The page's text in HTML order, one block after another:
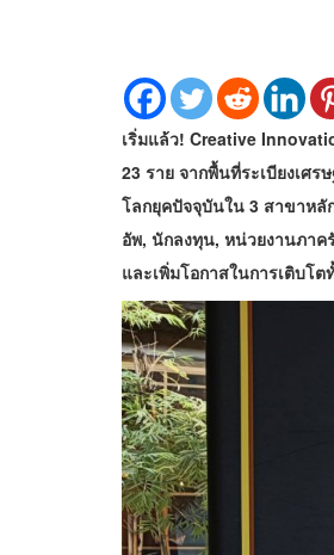
เริ่มแล้ว! Creative
23 ราย จากพื้นที่ระเบียงเศ
โลกยุคปัจจุบันใน 3 สาขาหลั
อัพ, นักลงทุน, หน่วยงานภาค
และเพิ่มโอกาสในการเติบโ